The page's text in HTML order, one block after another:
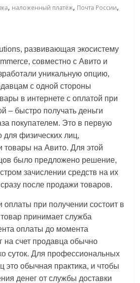
, наложенный платёж, Почта России,
развивающая экосистему
совместно с Авито и
уникальную опцию,
с одной стороны
в интернете с оплатой при
– быстро получать деньги
покупателем. Это в первую
для физических лиц,
товары на Авито. Для этой
было предложено решение,
зачислении средств на их
после продажи товаров.
при получении состоит в
принимает служба
оплаты до момента
на счет продавца обычно
суток. Для профессиональных
это обычная практика, и чтобы
денег от службы доставки